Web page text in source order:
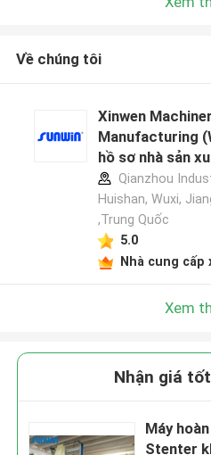
Về chúng tôi
Xinwen
Manufacturing
hồ sơ nhà sản
Qianzhou
Huishan, Wuxi,
,Trung Quốc
5.0
Nhà cung cấp
Xem
Nhận giá
Máy
Stenter